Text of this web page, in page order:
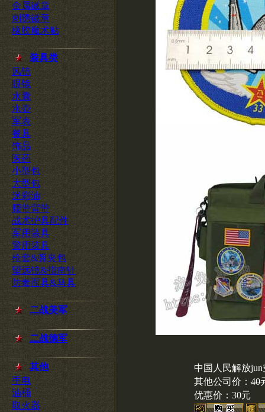
金属徽章
刺绣徽章
橡胶魔术贴
装具类
风镜
眼镜
水囊
水壶
军表
餐具
饰品
医药
小型包
大型包
迷彩油
腰带背带
战术护具配件
军用装具
警用装具
枪套&弹夹包
望远镜&指南针
防毒面具&马具
二战美军
二战德军
其他
手电
油桶
取火器
中国人民解放
其他公司价：40
优惠价： 30元